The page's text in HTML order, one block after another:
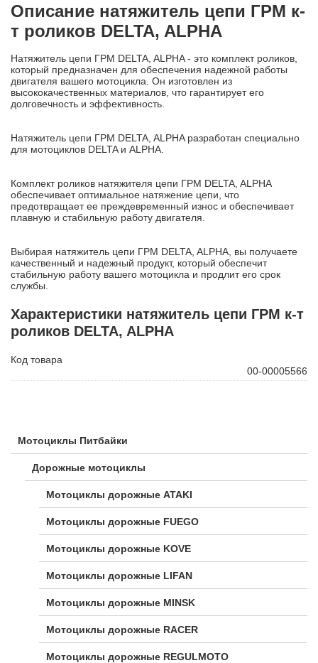
Мотоциклы Питбайки
Дорожные мотоциклы
Мотоциклы дорожные ATAKI
Мотоциклы дорожные FUEGO
Мотоциклы дорожные KOVE
Мотоциклы дорожные LIFAN
Мотоциклы дорожные MINSK
Мотоциклы дорожные RACER
Мотоциклы дорожные REGULMOTO
Описание натяжитель цепи ГРМ к-
т роликов DELTA, ALPHA
Натяжитель цепи ГРМ DELTA, ALPHA - это комплект роликов,
который предназначен для обеспечения надежной работы
двигателя вашего мотоцикла. Он изготовлен из
высококачественных материалов, что гарантирует его
долговечность и эффективность.
Натяжитель цепи ГРМ DELTA, ALPHA разработан специально
для мотоциклов DELTA и ALPHA.
Комплект роликов натяжителя цепи ГРМ DELTA, ALPHA
обеспечивает оптимальное натяжение цепи, что
предотвращает ее преждевременный износ и обеспечивает
плавную и стабильную работу двигателя.
Выбирая натяжитель цепи ГРМ DELTA, ALPHA, вы получаете
качественный и надежный продукт, который обеспечит
стабильную работу вашего мотоцикла и продлит его срок
службы.
Характеристики натяжитель цепи ГРМ к-т
роликов DELTA, ALPHA
Код товара
00-00005566